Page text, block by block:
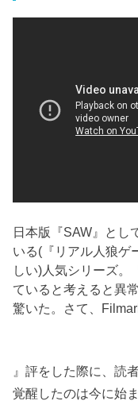
日本版『SAW』とし
いる(『リアル人狼ゲ
しい)人気シリーズ。
ていると考えると異
驚いた。さて、
』評をした際に、読
覚醒したのは今に始